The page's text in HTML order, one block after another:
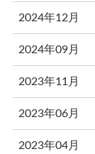
2024年12月
2024年09月
2023年11月
2023年06月
2023年04月